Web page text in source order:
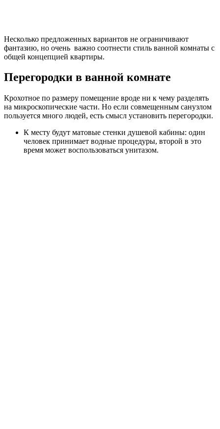
Несколько предложенных вариантов не ограничивают
фантазию, но очень важно соотнести стиль ванной комнаты с
общей концепцией квартиры.
Перегородки в ванной комнате
Крохотное по размеру помещение вроде ни к чему разделять
на микроскопические части. Но если совмещенным санузлом
пользуется много людей, есть смысл установить перегородки.
К месту будут матовые стенки душевой кабины: один
человек принимает водные процедуры, второй в это
время может воспользоваться унитазом.